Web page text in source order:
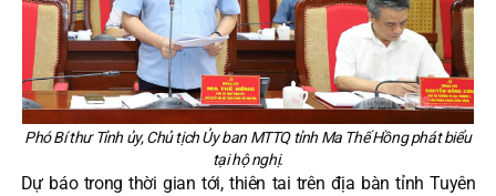
Phó Bí thư Tỉnh ủy, Chủ tịch Ủy ban MTTQ tỉnh Ma Thế Hồng phát biểu
tại hộ nghị.
Dự báo trong thời gian tới, thiên tai trên địa bàn tỉnh Tuyên